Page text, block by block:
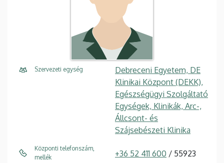
Szervezeti egység
Debreceni Egyetem, DE
Klinikai Központ (DEKK),
Egészségügyi Szolgáltató
Egységek, Klinikák, Arc-,
Állcsont- és
Szájsebészeti Klinika
Központi telefonszám,
mellék
+36 52 411 600 / 55923